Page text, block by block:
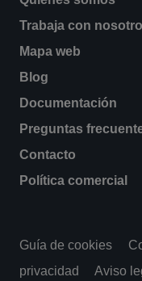
Trabaja con
Mapa web
Blog
Documentación
Preguntas
Contacto
Política comercial
Guía de cookies
privacidad
Aviso